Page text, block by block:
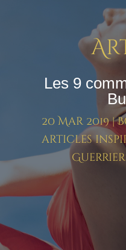
Les 9
20 Mar 2019|
articles